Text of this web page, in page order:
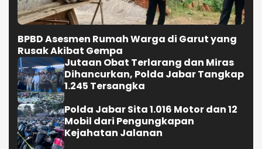
BPBD Asesmen Rumah Warga di Garut yang
Rusak Akibat Gempa
Jutaan Obat Terlarang dan Miras
Dihancurkan, Polda Jabar Tangkap
1.245 Tersangka
Polda Jabar Sita 1.016 Motor dan 12
Mobil dari Pengungkapan
Kejahatan Jalanan